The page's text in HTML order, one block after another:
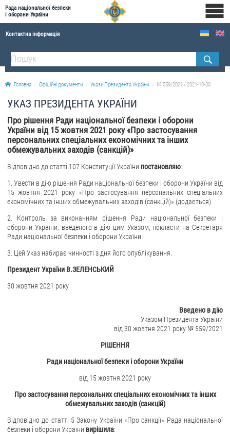
Рада національної безпеки
і оборони України
Контактна інформація
ПРО РНБОУ
Склад Ради національної безпеки і оборони України
Апарат Ради національної безпеки і оборони України
Правова основа діяльності Ради національної безпеки і оборони України
Історична довідка про діяльність Ради національної безпеки і оборони України
ОФІЦІЙНІ ДОКУМЕНТИ
Новини
Drone Deals
Відеогалерея
Звернення громадян
Електронне звернення
Внутрішній аудит
ДЕРЖАВНИЙ РЕЄСТР САНКЦІЙ
Головна Офіційні документи Укази Президента України № 559/2021 / 2021-10-30
УКАЗ ПРЕЗИДЕНТА УКРАЇНИ
Про рішення Ради національної безпеки і оборони
України від 15 жовтня 2021 року «Про застосування
персональних спеціальних економічних та інших
обмежувальних заходів (санкцій)»
Відповідно до статті 107 Конституції України постановляю:
1. Увести в дію рішення Ради національної безпеки і оборони України від
15 жовтня 2021 року «Про застосування персональних спеціальних
економічних та інших обмежувальних заходів (санкцій)» (додається).
2. Контроль за виконанням рішення Ради національної безпеки і
оборони України, введеного в дію цим Указом, покласти на Секретаря
Ради національної безпеки і оборони України.
3. Цей Указ набирає чинності з дня його опублікування.
Президент України В.ЗЕЛЕНСЬКИЙ
30 жовтня 2021 року
Введено в дію
Указом Президента України
від 30 жовтня 2021 року № 559/2021
РІШЕННЯ
Ради національної безпеки і оборони України
від 15 жовтня 2021 року
Про застосування персональних спеціальних економічних та інших
обмежувальних заходів (санкцій)
Відповідно до статті 5 Закону України «Про санкції» Рада національної
безпеки і оборони України вирішила: